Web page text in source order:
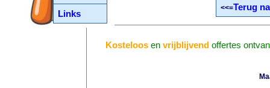
Links
<<=Terug
Kosteloos envrijblijvend offertes